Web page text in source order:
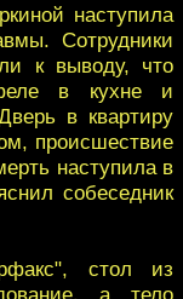
наступила
Сотрудники
к выводу, что
в кухне и
в квартиру
происшествие
наступила в
собеседник
стол из
а тело